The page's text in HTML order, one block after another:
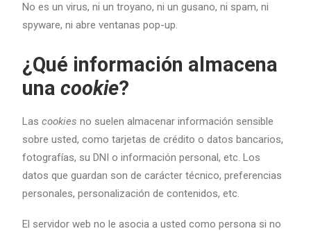
No es un virus, ni un troyano, ni un gusano, ni spam, ni
spyware, ni abre ventanas pop-up.
¿Qué información almacena
una cookie?
Las cookies no suelen almacenar información sensible
sobre usted, como tarjetas de crédito o datos bancarios,
fotografías, su DNI o información personal, etc. Los
datos que guardan son de carácter técnico, preferencias
personales, personalización de contenidos, etc.
El servidor web no le asocia a usted como persona si no